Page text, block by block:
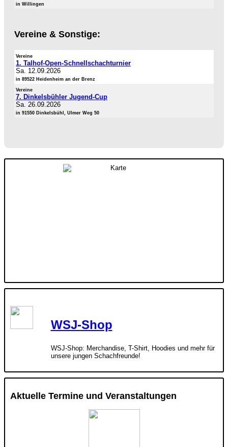
in Willingen
Vereine & Sonstige:
Vereine
1. Talhof-Open-Schnellschachturnier
Sa. 12.09.2026
in 89522 Heidenheim an der Brenz
Vereine
7. Dinkelsbühler Jugend-Cup
Sa. 26.09.2026
in 91550 Dinkelsbühl, Ulmer Weg 50
WSJ-Shop
WSJ-Shop: Merchandise, T-Shirt, Hoodies und mehr für
unsere jungen Schachfreunde!
Aktuelle Termine und Veranstaltungen